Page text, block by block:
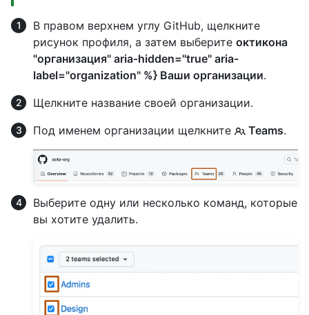
В правом верхнем углу GitHub, щелкните
рисунок профиля, а затем выберите октикона
"организация" aria-hidden="true" aria-
label="organization" %} Ваши организации.
Щелкните название своей организации.
Под именем организации щелкните
Teams.
Выберите одну или несколько команд, которые
вы хотите удалить.